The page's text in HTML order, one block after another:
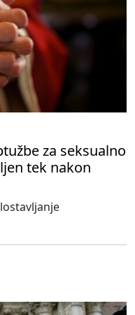
za seksualno
tek nakon